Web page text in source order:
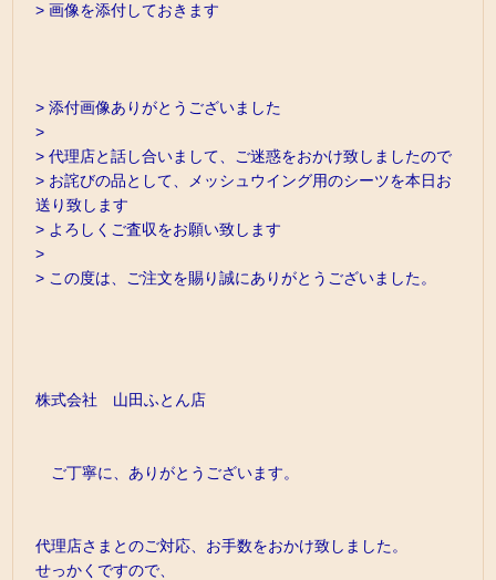
> 画像を添付しておきます
> 添付画像ありがとうございました
>
> 代理店と話し合いまして、ご迷惑をおかけ致しましたので
> お詫びの品として、メッシュウイング用のシーツを本日お
送り致します
> よろしくご査収をお願い致します
>
> この度は、ご注文を賜り誠にありがとうございました。
株式会社 山田ふとん店
ご丁寧に、ありがとうございます。
代理店さまとのご対応、お手数をおかけ致しました。
せっかくですので、